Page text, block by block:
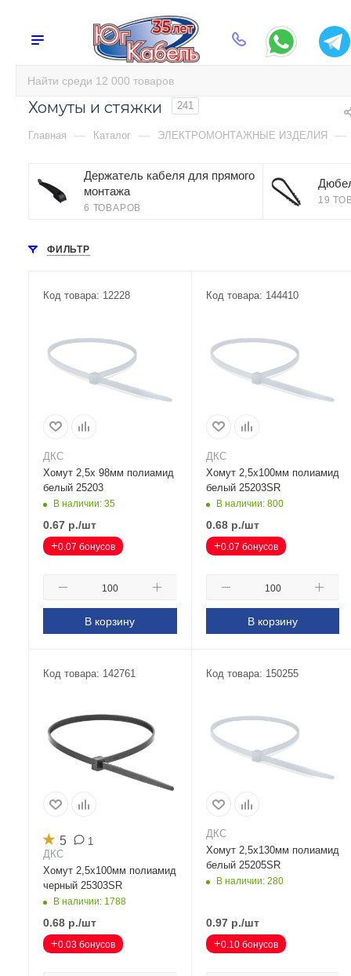
Хомуты и стяжки 241
Главная — Каталог — ЭЛЕКТРОМОНТАЖНЫЕ ИЗДЕЛИЯ —
Держатель кабеля для прямого
монтажа
6 ТОВАРОВ
19
ФИЛЬТР
Код товара: 12228
ДКС
Хомут 2,5х 98мм полиамид
белый 25203
В наличии: 35
0.67 р./шт
+0.07 бонусов
В корзину
Код товара: 144410
ДКС
Хомут 2,5х100мм полиамид
белый 25203SR
В наличии: 800
0.68р./шт
+0.07 бонусов
В корзину
Код товара: 142761
★ 5
1
ДКС
Хомут 2,5х100мм полиамид
черный 25303SR
В наличии: 1788
0.68 р./шт
+0.03 бонусов
Код товара: 150255
ДКС
Хомут 2,5х130мм полиамид
белый 25205SR
В наличии: 280
0.97р./шт
+0.10 бонусов